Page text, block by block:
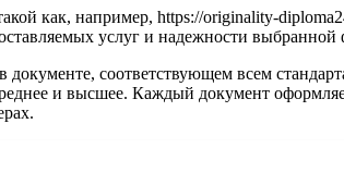
как, например, https://originality-
услуг и надежности
документе, соответствующем всем
и высшее. Каждый документ